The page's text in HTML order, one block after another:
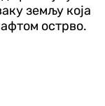
земљу која
острво.